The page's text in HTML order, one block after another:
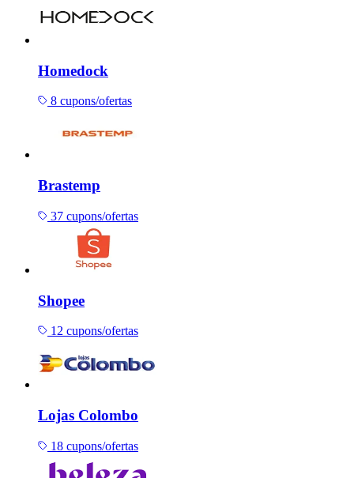
Homedock
8 cupons/ofertas
Brastemp
37 cupons/ofertas
Shopee
12 cupons/ofertas
Lojas Colombo
18 cupons/ofertas